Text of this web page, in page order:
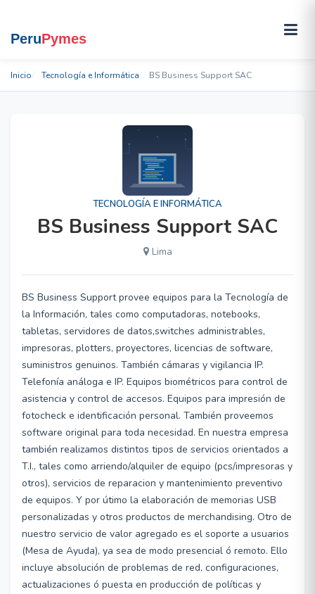
Inicio Tecnología e Informática BS Business Support SAC
TECNOLOGÍA E INFORMÁTICA
BS Business Support SAC
Lima
BS Business Support provee equipos para la Tecnología de
la Información, tales como computadoras, notebooks,
tabletas, servidores de datos,switches administrables,
impresoras, plotters, proyectores, licencias de software,
suministros genuinos. También cámaras y vigilancia IP.
Telefonía análoga e IP. Equipos biométricos para control de
asistencia y control de accesos. Equipos para impresión de
fotocheck e identificación personal. También proveemos
software original para toda necesidad. En nuestra empresa
también realizamos distintos tipos de servicios orientados a
T.I., tales como arriendo/alquiler de equipo (pcs/impresoras y
otros), servicios de reparacion y mantenimiento preventivo
de equipos. Y por útimo la elaboración de memorias USB
personalizadas y otros productos de merchandising. Otro de
nuestro servicio de valor agregado es el soporte a usuarios
(Mesa de Ayuda), ya sea de modo presencial ó remoto. Ello
incluye absolución de problemas de red, configuraciones,
actualizaciones ó puesta en producción de políticas y